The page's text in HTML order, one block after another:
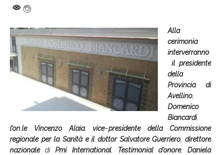
Alla
cerimonia
interverranno
il presidente
della
Provincia di
Avellino,
Domenico
Biancardi,
l’on.le Vincenzo Alaia,vice–presidente della
Commissione
regionale per la Sanità e il dottor Salvatore Guerriero,direttore
nazionalediPmi International. Testimonial d’onore,Daniela